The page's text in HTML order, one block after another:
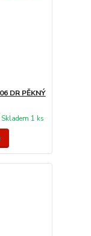
DR PĚKNÝ
Skladem 1 ks